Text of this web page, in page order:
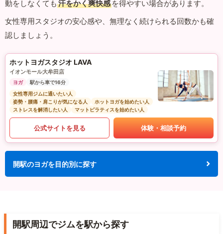
動をしなくても 汗をかく爽快感 を得やすい場合があります。
女性専用スタジオの安心感や、無理なく続けられる回数かも確
認しましょう。
ホットヨガスタジオ LAVA
イオンモール大牟田店
ヨガ
駅から車で16分
女性専用ジムに通いたい人
姿勢・腰痛・肩こりが気になる人
ホットヨガを始めたい人
ストレスを解消したい人
マットピラティスを始めたい人
公式サイトを見る 体験・相談予約
開駅のヨガを目的別に探す
開駅周辺でジムを駅から探す